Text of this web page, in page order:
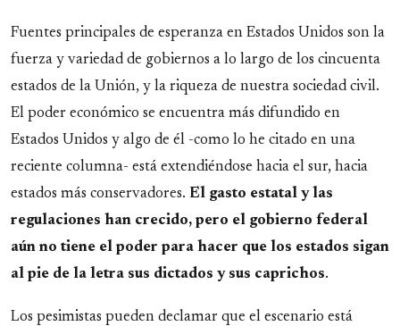
Fuentes principales de esperanza en Estados Unidos son la
fuerza y variedad de gobiernos a lo largo de los cincuenta
estados de la Unión, y la riqueza de nuestra sociedad civil.
El poder económico se encuentra más difundido en
Estados Unidos y algo de él -como lo he citado en una
reciente columna- está extendiéndose hacia el sur, hacia
estados más conservadores. El gasto estatal y las
regulaciones han crecido, pero el gobierno federal
aún no tiene el poder para hacer que los estados sigan
al pie de la letra sus dictados y sus caprichos.
Los pesimistas pueden declamar que el escenario está